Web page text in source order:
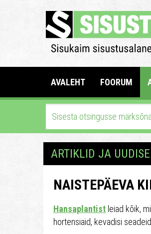
AVALEHT FOORUM
ARTIKLID JA
NAISTEPÄEVA
Hansaplantist leiad kõik,
hortensiaid, kevadisi